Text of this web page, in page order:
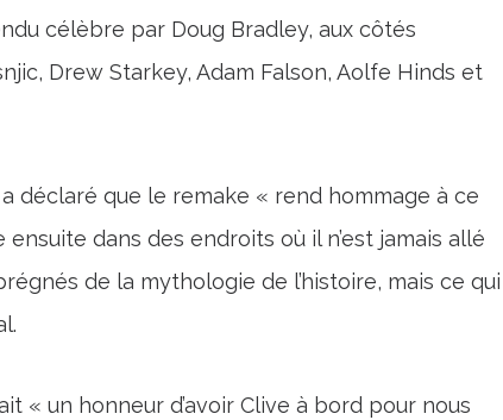
célèbre par Doug Bradley, aux côtés
Drew Starkey, Adam Falson, Aolfe Hinds et
déclaré que le remake « rend hommage à ce
dans des endroits où il n’est jamais allé
de la mythologie de l’histoire, mais ce qui
« un honneur d’avoir Clive à bord pour nous